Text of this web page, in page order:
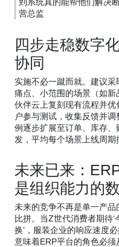
到系统真的能帮他们解决
营总监
四步走稳数字
协同
实施不必一蹴而就。建议
痛点、小范围的场景（如
伙伴云上复刻现有流程并
户参与测试，收集反馈并
例逐步扩展至订单、库存
发，平均每个场景上线周期
未来已来：
是组织能力的
未来的竞争不再是单一产
比拼。当Z世代消费者期待
换’，服装企业的响应速度必
意味着ERP平台的角色必须